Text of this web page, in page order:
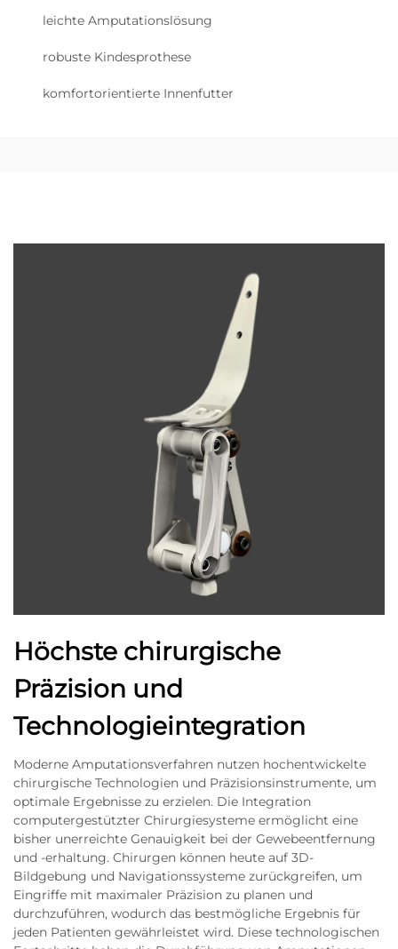
leichte Amputationslösung
robuste Kindesprothese
komfortorientierte Innenfutter
Höchste chirurgische
Präzision und
Technologieintegration
Moderne Amputationsverfahren nutzen hochentwickelte
chirurgische Technologien und Präzisionsinstrumente, um
optimale Ergebnisse zu erzielen. Die Integration
computergestützter Chirurgiesysteme ermöglicht eine
bisher unerreichte Genauigkeit bei der Gewebeentfernung
und -erhaltung. Chirurgen können heute auf 3D-
Bildgebung und Navigationssysteme zurückgreifen, um
Eingriffe mit maximaler Präzision zu planen und
durchzuführen, wodurch das bestmögliche Ergebnis für
jeden Patienten gewährleistet wird. Diese technologischen